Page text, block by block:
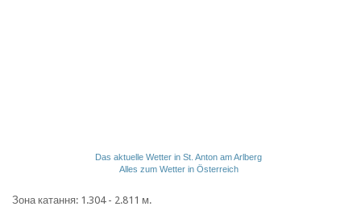
Das aktuelle Wetter in St. Anton am Arlberg
Alles zum Wetter in Österreich
Зона катання: 1.304 - 2.811 м.